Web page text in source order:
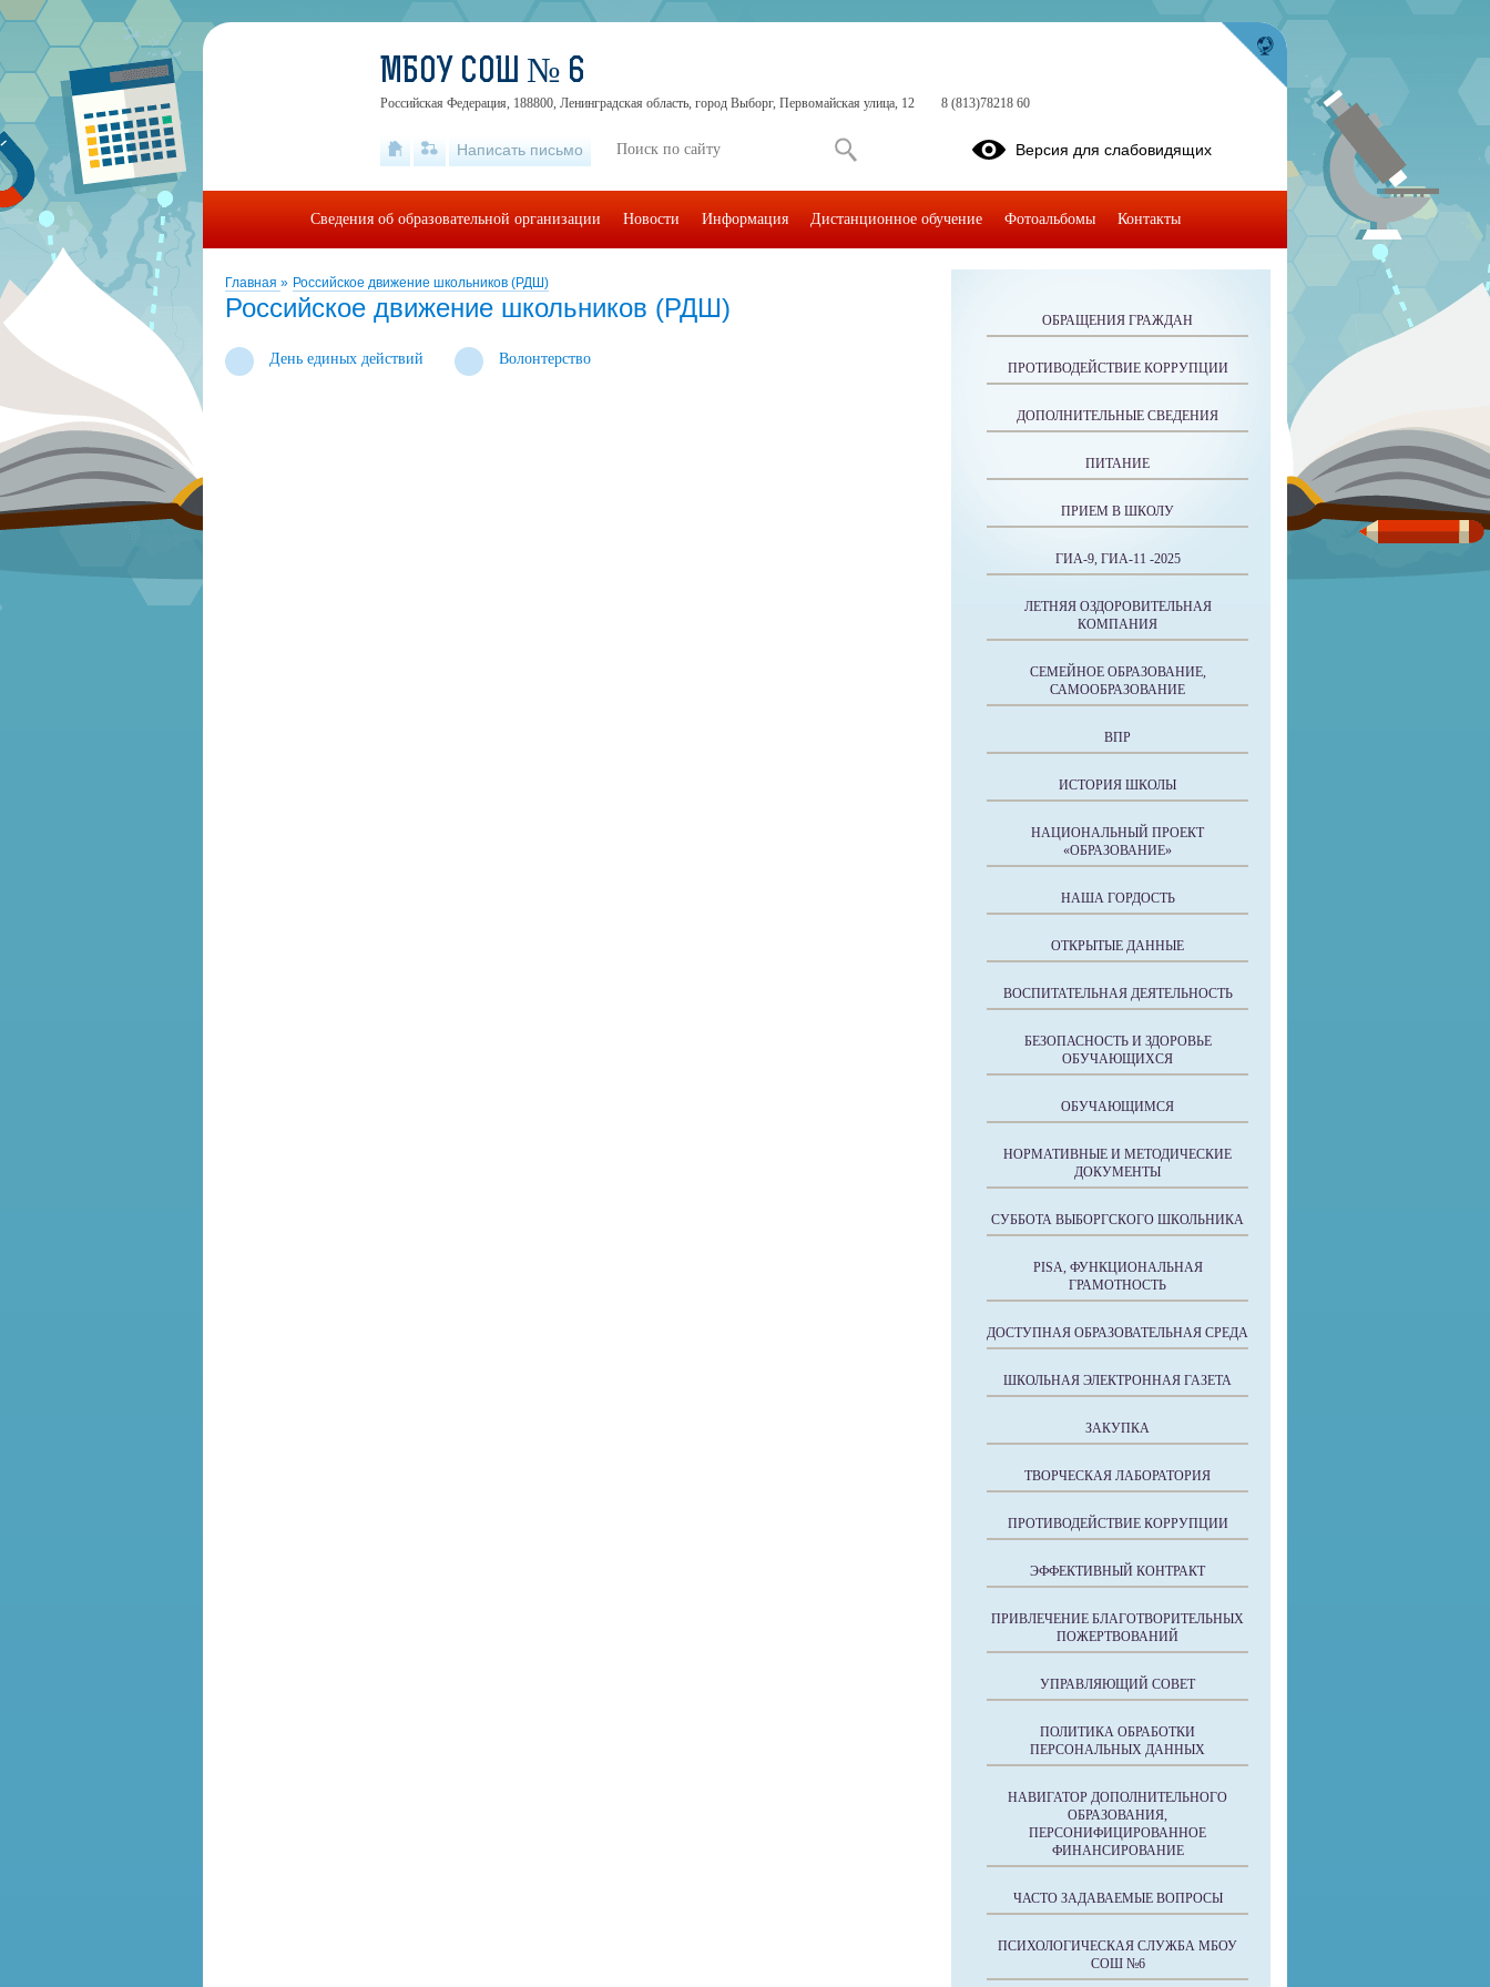
Главная » Российское движение школьников (РДШ)
Российское движение школьников (РДШ)
День единых действий Волонтерство
ОБРАЩЕНИЯ ГРАЖДАН
ПРОТИВОДЕЙСТВИЕ КОРРУПЦИИ
ДОПОЛНИТЕЛЬНЫЕ СВЕДЕНИЯ
ПИТАНИЕ
ПРИЕМ В ШКОЛУ
ГИА-9, ГИА-11 -2025
ЛЕТНЯЯ ОЗДОРОВИТЕЛЬНАЯ
КОМПАНИЯ
СЕМЕЙНОЕ ОБРАЗОВАНИЕ,
САМООБРАЗОВАНИЕ
ВПР
ИСТОРИЯ ШКОЛЫ
НАЦИОНАЛЬНЫЙ ПРОЕКТ
«ОБРАЗОВАНИЕ»
НАША ГОРДОСТЬ
ОТКРЫТЫЕ ДАННЫЕ
ВОСПИТАТЕЛЬНАЯ ДЕЯТЕЛЬНОСТЬ
БЕЗОПАСНОСТЬ И ЗДОРОВЬЕ
ОБУЧАЮЩИХСЯ
ОБУЧАЮЩИМСЯ
НОРМАТИВНЫЕ И МЕТОДИЧЕСКИЕ
ДОКУМЕНТЫ
СУББОТА ВЫБОРГСКОГО ШКОЛЬНИКА
PISA, ФУНКЦИОНАЛЬНАЯ
ГРАМОТНОСТЬ
ДОСТУПНАЯ ОБРАЗОВАТЕЛЬНАЯ СРЕДА
ШКОЛЬНАЯ ЭЛЕКТРОННАЯ ГАЗЕТА
ЗАКУПКА
ТВОРЧЕСКАЯ ЛАБОРАТОРИЯ
ПРОТИВОДЕЙСТВИЕ КОРРУПЦИИ
ЭФФЕКТИВНЫЙ КОНТРАКТ
ПРИВЛЕЧЕНИЕ БЛАГОТВОРИТЕЛЬНЫХ
ПОЖЕРТВОВАНИЙ
УПРАВЛЯЮЩИЙ СОВЕТ
ПОЛИТИКА ОБРАБОТКИ
ПЕРСОНАЛЬНЫХ ДАННЫХ
НАВИГАТОР ДОПОЛНИТЕЛЬНОГО
ОБРАЗОВАНИЯ,
ПЕРСОНИФИЦИРОВАННОЕ
ФИНАНСИРОВАНИЕ
ЧАСТО ЗАДАВАЕМЫЕ ВОПРОСЫ
ПСИХОЛОГИЧЕСКАЯ СЛУЖБА МБОУ
СОШ №6
МБОУ СОШ № 6
Российская Федерация, 188800, Ленинградская область, город Выборг, Первомайская улица, 12 8 (813)78218 60
Написать письмо Версия для слабовидящих
Сведения об образовательной организации Новости Информация Дистанционное обучение Фотоальбомы Контакты